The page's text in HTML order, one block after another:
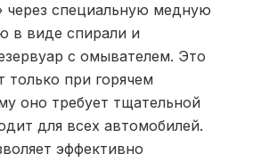
через специальную медную
в виде спирали и
с омывателем. Это
только при горячем
оно требует тщательной
для всех автомобилей.
эффективно